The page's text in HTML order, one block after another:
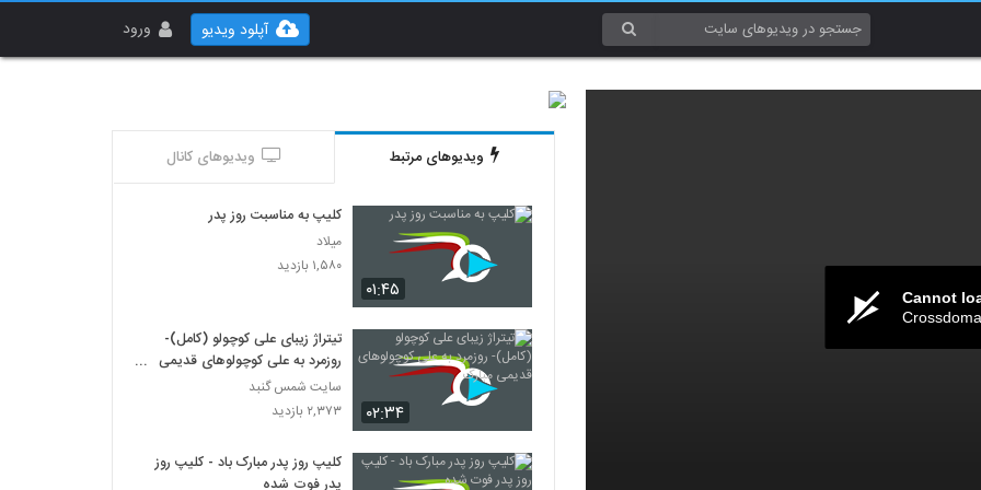
ورود آپلود ویدیو
Cannot
ویدیوهای مرتبط ویدیوهای کانال
۰۱:۴۵
کلیپ به مناسبت روز پدر
میلاد
۱,۵۸۰ بازدید
۰۲:۳۴
تیتراژ زیبای علی کوچولو (کامل)-
روزمرد به علی کوچولوهای قدیمی
مبارک
سایت شمس گنبد
۲,۳۷۳ بازدید
کلیپ روز پدر مبارک باد - کلیپ روز
پدر فوت شده